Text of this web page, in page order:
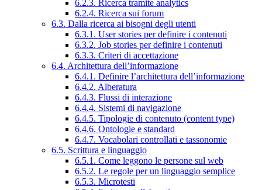
6.2.3. Ricerca tramite analytics
6.2.4. Ricerca sui forum
6.3. Dalla ricerca ai bisogni degli utenti
6.3.1. User stories per definire i contenuti
6.3.2. Job stories per definire i contenuti
6.3.3. Criteri di accettazione
6.4. Architettura dell’informazione
6.4.1. Definire l’architettura dell’informazione
6.4.2. Alberatura
6.4.3. Flussi di interazione
6.4.4. Sistemi di navigazione
6.4.5. Tipologie di contenuto (content type)
6.4.6. Ontologie e standard
6.4.7. Vocabolari controllati e tassonomie
6.5. Scrittura e linguaggio
6.5.1. Come leggono le persone sul web
6.5.2. Le regole per un linguaggio semplice
6.5.3. Microtesti